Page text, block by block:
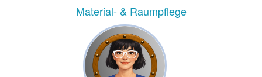
Material- & Raumpflege